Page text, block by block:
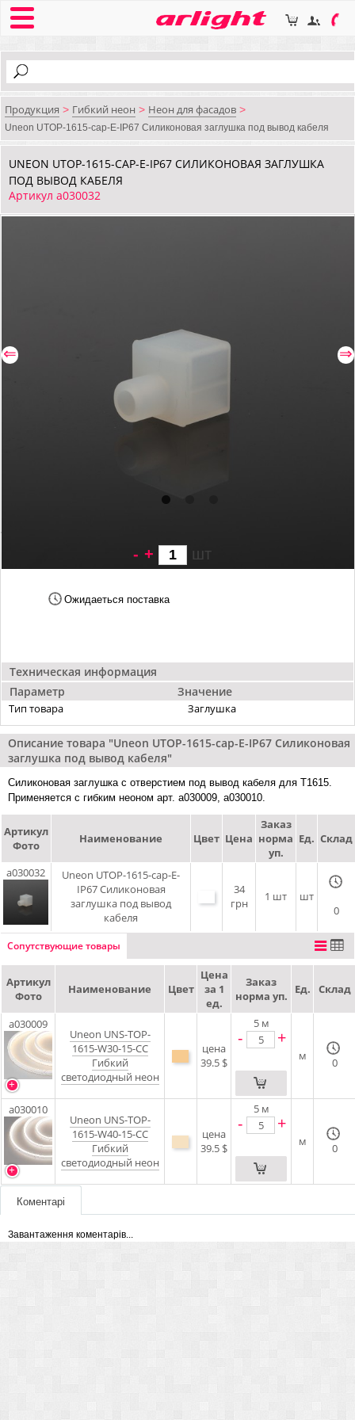
Продукция > Гибкий неон > Неон для фасадов >
Uneon UTOP-1615-cap-E-IP67 Силиконовая заглушка под вывод кабеля
UNEON UTOP-1615-CAP-E-IP67 СИЛИКОНОВАЯ ЗАГЛУШКА
ПОД ВЫВОД КАБЕЛЯ
Артикул a030032
⇐ ⇒
Техническая информация
Параметр
Значение
Тип товара Заглушка
- + шт
Ожидаеться поставка
Описание товара "Uneon UTOP-1615-cap-E-IP67 Силиконовая
заглушка под вывод кабеля"
Силиконовая заглушка с отверстием под вывод кабеля для T1615.
Применяется с гибким неоном арт. a030009, a030010.
Артикул
Фото
Наименование Цвет Цена
Заказ
норма
уп.
Ед. Склад
a030032
Uneon UTOP-1615-cap-E-
IP67 Силиконовая
заглушка под вывод
кабеля
34
грн
1 шт
шт
0
Сопутствующие товары
Артикул
Фото
Наименование Цвет
Цена
за 1
ед.
Заказ
норма уп.
Ед. Склад
a030009
Uneon UNS-TOP-
1615-W30-15-CC
Гибкий
светодиодный неон
цена
39.5 $
5 м
- +
м 0
a030010
Uneon UNS-TOP-
1615-W40-15-CC
Гибкий
светодиодный неон
цена
39.5 $
5 м
- +
м 0
Коментарі
Завантаження коментарів...